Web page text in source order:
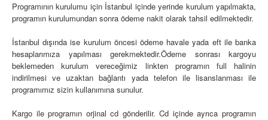
Programının kurulumu için İstanbul içinde yerinde kurulum yapılmakta,
programın kurulumundan sonra ödeme nakit olarak tahsil edilmektedir.
İstanbul dışında ise kurulum öncesi ödeme havale yada eft ile banka
hesaplarımıza yapılması gerekmektedir.Ödeme sonrası kargoyu
beklemeden kurulum vereceğimiz linkten programın full halinin
indirilmesi ve uzaktan bağlantı yada telefon ile lisanslanması ile
programımız sizin kullanımına sunulur.
Kargo ile programın orjinal cd gönderilir. Cd içinde ayrıca programın